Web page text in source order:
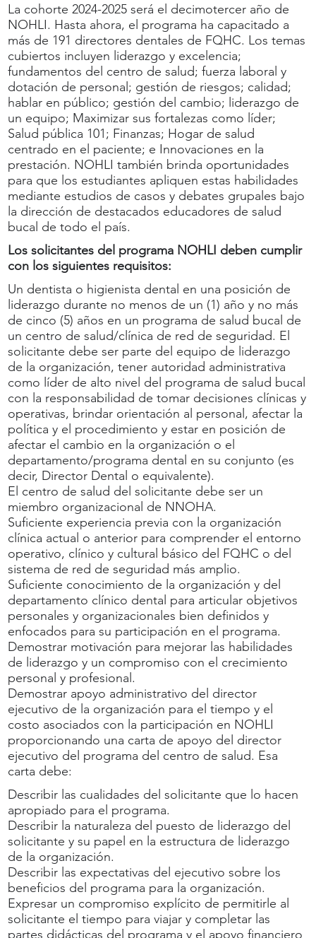
La cohorte 2024-2025 será el decimotercer año de
NOHLI. Hasta ahora, el programa ha capacitado a
más de 191 directores dentales de FQHC. Los temas
cubiertos incluyen liderazgo y excelencia;
fundamentos del centro de salud; fuerza laboral y
dotación de personal; gestión de riesgos; calidad;
hablar en público; gestión del cambio; liderazgo de
un equipo; Maximizar sus fortalezas como líder;
Salud pública 101; Finanzas; Hogar de salud
centrado en el paciente; e Innovaciones en la
prestación. NOHLI también brinda oportunidades
para que los estudiantes apliquen estas habilidades
mediante estudios de casos y debates grupales bajo
la dirección de destacados educadores de salud
bucal de todo el país.
Los solicitantes del programa NOHLI deben cumplir
con los siguientes requisitos:
Un dentista o higienista dental en una posición de
liderazgo durante no menos de un (1) año y no más
de cinco (5) años en un programa de salud bucal de
un centro de salud/clínica de red de seguridad. El
solicitante debe ser parte del equipo de liderazgo
de la organización, tener autoridad administrativa
como líder de alto nivel del programa de salud bucal
con la responsabilidad de tomar decisiones clínicas y
operativas, brindar orientación al personal, afectar la
política y el procedimiento y estar en posición de
afectar el cambio en la organización o el
departamento/programa dental en su conjunto (es
decir, Director Dental o equivalente).
El centro de salud del solicitante debe ser un
miembro organizacional de NNOHA.
Suficiente experiencia previa con la organización
clínica actual o anterior para comprender el entorno
operativo, clínico y cultural básico del FQHC o del
sistema de red de seguridad más amplio.
Suficiente conocimiento de la organización y del
departamento clínico dental para articular objetivos
personales y organizacionales bien definidos y
enfocados para su participación en el programa.
Demostrar motivación para mejorar las habilidades
de liderazgo y un compromiso con el crecimiento
personal y profesional.
Demostrar apoyo administrativo del director
ejecutivo de la organización para el tiempo y el
costo asociados con la participación en NOHLI
proporcionando una carta de apoyo del director
ejecutivo del programa del centro de salud. Esa
carta debe:
Describir las cualidades del solicitante que lo hacen
apropiado para el programa.
Describir la naturaleza del puesto de liderazgo del
solicitante y su papel en la estructura de liderazgo
de la organización.
Describir las expectativas del ejecutivo sobre los
beneficios del programa para la organización.
Expresar un compromiso explícito de permitirle al
solicitante el tiempo para viajar y completar las
partes didácticas del programa y el apoyo financiero